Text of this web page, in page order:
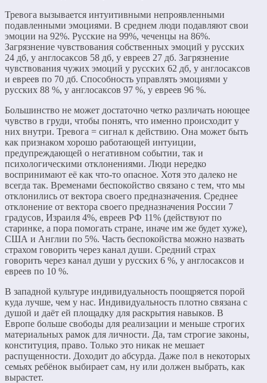
Тревога вызывается интуитивными непроявленными
подавленными эмоциями. В среднем люди подавляют свои
эмоции на 92%. Русские на 99%, чеченцы на 86%.
Загрязнение чувствования собственных эмоций у русских
24 дб, у англосаксов 58 дб, у евреев 27 дб. Загрязнение
чувствования чужих эмоций у русских 62 дб, у англосаксов
и евреев по 70 дб. Способность управлять эмоциями у
русских 88 %, у англосаксов 97 %, у евреев 96 %.
Большинство не может достаточно четко различать ноющее
чувство в груди, чтобы понять, что именно происходит у
них внутри. Тревога = сигнал к действию. Она может быть
как признаком хорошо работающей интуиции,
предупреждающей о негативном событии, так и
психологическими отклонениями. Люди нередко
воспринимают её как что-то опасное. Хотя это далеко не
всегда так. Временами беспокойство связано с тем, что мы
отклонились от вектора своего предназначения. Среднее
отклонение от вектора своего предназначения России 7
градусов, Израиля 4%, евреев РФ 11% (действуют по
старинке, а пора помогать стране, иначе им же будет хуже),
США и Англии по 5%. Часть беспокойства можно назвать
страхом говорить через канал души. Средний страх
говорить через канал души у русских 6 %, у англосаксов и
евреев по 10 %.
В западной культуре индивидуальность поощряется порой
куда лучше, чем у нас. Индивидуальность плотно связана с
душой и даёт ей площадку для раскрытия навыков. В
Европе больше свободы для реализации и меньше строгих
материальных рамок для личности. Да, там строгие законы,
конституция, право. Только это никак не мешает
распущенности. Доходит до абсурда. Даже пол в некоторых
семьях ребёнок выбирает сам, ну или должен выбрать, как
вырастет.